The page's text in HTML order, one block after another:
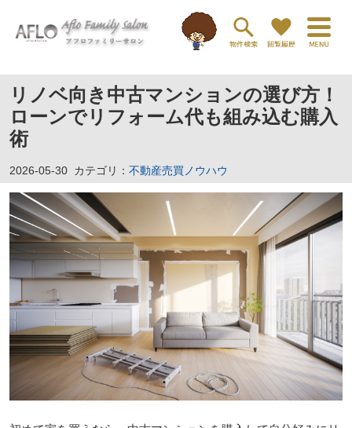
リノベ向き中古マンションの選び方！
ローンでリフォーム代も組み込む購入
術
2026-05-30 カテゴリ： 不動産売買ノウハウ